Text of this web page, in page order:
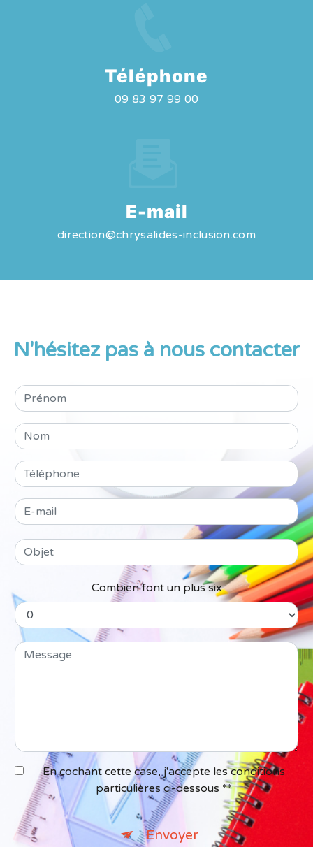
Téléphone
09 83 97 99 00
E-mail
direction@chrysalides-inclusion.com
N'hésitez pas à nous contacter
Combien font un plus six
En cochant cette case, j'accepte les conditions
particulières ci-dessous **
Envoyer